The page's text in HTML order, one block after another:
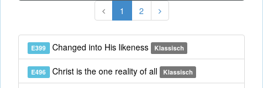
1 2
E399 Changed into His likeness Klassisch
E496 Christ is the one reality of all Klassisch